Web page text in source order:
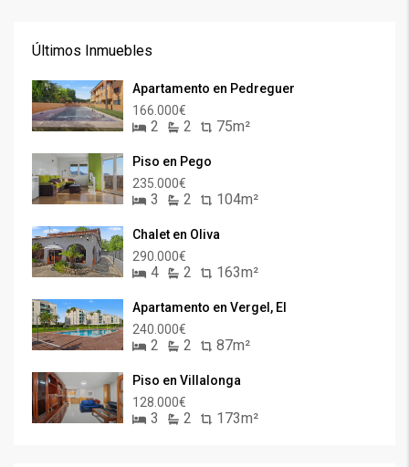
Últimos Inmuebles
Apartamento en Pedreguer
166.000€
2 2 75m²
Piso en Pego
235.000€
3 2 104m²
Chalet en Oliva
290.000€
4 2 163m²
Apartamento en Vergel, El
240.000€
2 2 87m²
Piso en Villalonga
128.000€
3 2 173m²